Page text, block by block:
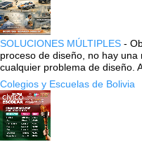
SOLUCIONES MÚLTIPLES -
proceso de diseño, no hay
cualquier problema de diseño.
Colegios y Escuelas de Bolivia